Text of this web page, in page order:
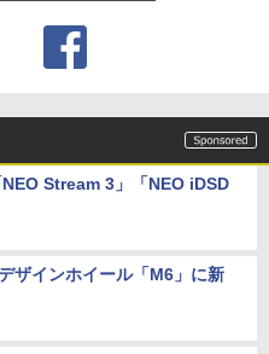
Stream 3」「NEO iDSD
ザインホイール「M6」に新